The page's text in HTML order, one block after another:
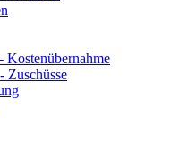
Kostenübernahme
Zuschüsse